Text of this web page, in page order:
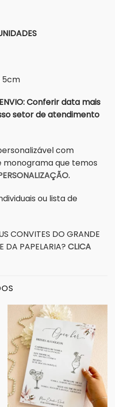
5cm
Conferir data mais
setor de atendimento
com
monograma que temos
ou lista de
CONVITES DO GRANDE
DA PAPELARIA? CLICA